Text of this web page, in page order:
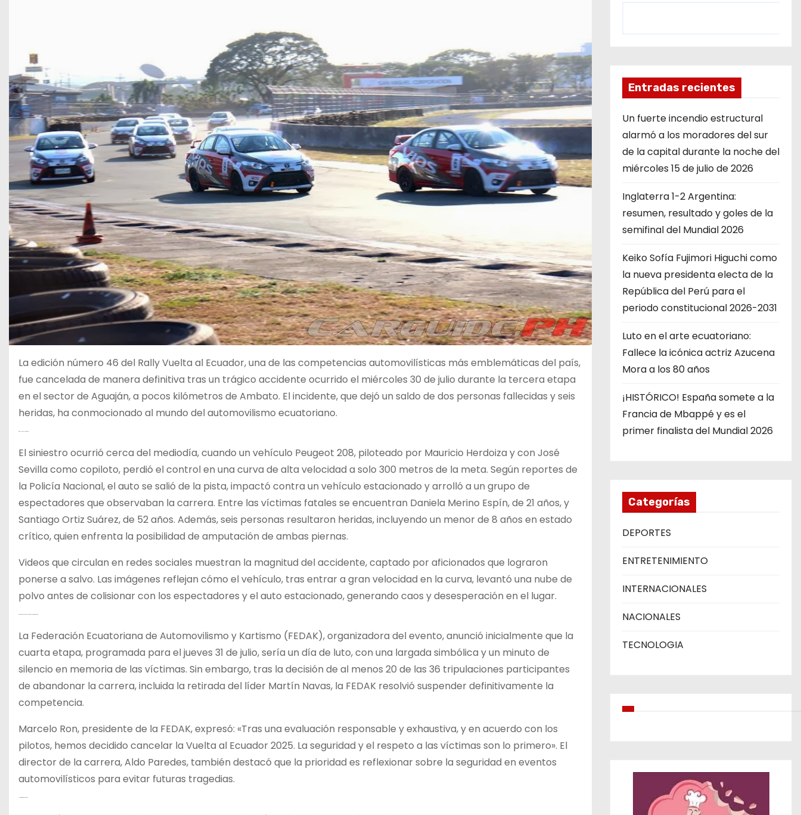
La edición número 46 del Rally Vuelta al Ecuador, una de las competencias automovilísticas más emblemáticas del país,
fue cancelada de manera definitiva tras un trágico accidente ocurrido el miércoles 30 de julio durante la tercera etapa
en el sector de Aguaján, a pocos kilómetros de Ambato. El incidente, que dejó un saldo de dos personas fallecidas y seis
heridas, ha conmocionado al mundo del automovilismo ecuatoriano.
El siniestro ocurrió cerca del mediodía, cuando un vehículo Peugeot 208, piloteado por Mauricio Herdoiza y con José
Sevilla como copiloto, perdió el control en una curva de alta velocidad a solo 300 metros de la meta. Según reportes de
la Policía Nacional, el auto se salió de la pista, impactó contra un vehículo estacionado y arrolló a un grupo de
espectadores que observaban la carrera. Entre las víctimas fatales se encuentran Daniela Merino Espín, de 21 años, y
Santiago Ortiz Suárez, de 52 años. Además, seis personas resultaron heridas, incluyendo un menor de 8 años en estado
crítico, quien enfrenta la posibilidad de amputación de ambas piernas.
Videos que circulan en redes sociales muestran la magnitud del accidente, captado por aficionados que lograron
ponerse a salvo. Las imágenes reflejan cómo el vehículo, tras entrar a gran velocidad en la curva, levantó una nube de
polvo antes de colisionar con los espectadores y el auto estacionado, generando caos y desesperación en el lugar.
La Federación Ecuatoriana de Automovilismo y Kartismo (FEDAK), organizadora del evento, anunció inicialmente que la
cuarta etapa, programada para el jueves 31 de julio, sería un día de luto, con una largada simbólica y un minuto de
silencio en memoria de las víctimas. Sin embargo, tras la decisión de al menos 20 de las 36 tripulaciones participantes
de abandonar la carrera, incluida la retirada del líder Martín Navas, la FEDAK resolvió suspender definitivamente la
competencia.
Marcelo Ron, presidente de la FEDAK, expresó: «Tras una evaluación responsable y exhaustiva, y en acuerdo con los
pilotos, hemos decidido cancelar la Vuelta al Ecuador 2025. La seguridad y el respeto a las víctimas son lo primero». El
director de la carrera, Aldo Paredes, también destacó que la prioridad es reflexionar sobre la seguridad en eventos
automovilísticos para evitar futuras tragedias.
Entradas recientes
Un fuerte incendio estructural
alarmó a los moradores del sur
de la capital durante la noche del
miércoles 15 de julio de 2026
Inglaterra 1-2 Argentina:
resumen, resultado y goles de la
semifinal del Mundial 2026
Keiko Sofía Fujimori Higuchi como
la nueva presidenta electa de la
República del Perú para el
periodo constitucional 2026-2031
Luto en el arte ecuatoriano:
Fallece la icónica actriz Azucena
Mora a los 80 años
¡HISTÓRICO! España somete a la
Francia de Mbappé y es el
primer finalista del Mundial 2026
Categorías
DEPORTES
ENTRETENIMIENTO
INTERNACIONALES
NACIONALES
TECNOLOGIA